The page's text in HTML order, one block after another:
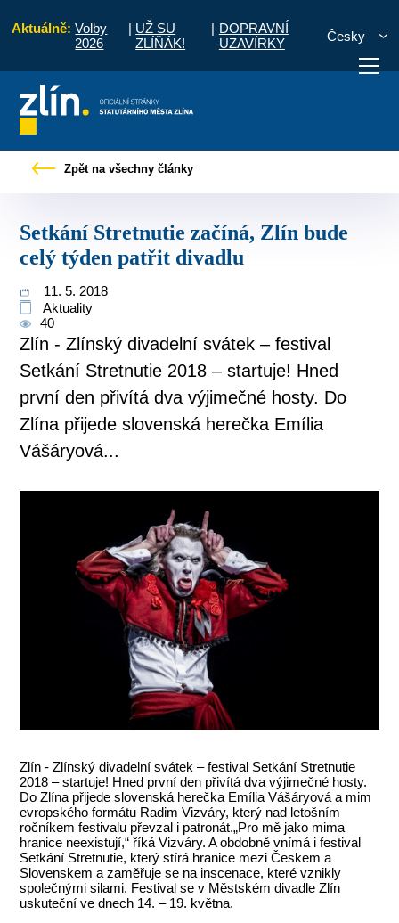
Aktuálně: Volby
2026
| UŽ SU
ZLÍŇÁK!
| DOPRAVNÍ
UZAVÍRKY
Česky
vyřídit Potřebuji zaplatit
Zpět na všechny články
Setkání Stretnutie začíná, Zlín bude
celý týden patřit divadlu
11. 5. 2018
Aktuality
40
Zlín - Zlínský divadelní svátek – festival
Setkání Stretnutie 2018 – startuje! Hned
první den přivítá dva výjimečné hosty. Do
Zlína přijede slovenská herečka Emília
Vášáryová...
Zlín - Zlínský divadelní svátek – festival Setkání Stretnutie
2018 – startuje! Hned první den přivítá dva výjimečné hosty.
Do Zlína přijede slovenská herečka Emília Vášáryová a mim
evropského formátu Radim Vizváry, který nad letošním
ročníkem festivalu převzal i patronát.„Pro mě jako mima
hranice neexistují,“ říká Vizváry. A obdobně vnímá i festival
Setkání Stretnutie, který stírá hranice mezi Českem a
Slovenskem a zaměřuje se na inscenace, které vznikly
společnými silami. Festival se v Městském divadle Zlín
uskuteční ve dnech 14. – 19. května.